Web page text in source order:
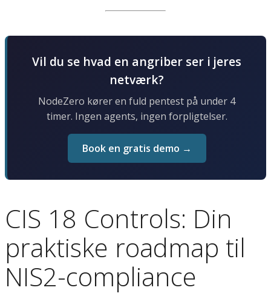
Vil du se hvad en angriber ser i jeres
netværk?
NodeZero kører en fuld pentest på under 4
timer. Ingen agents, ingen forpligtelser.
Book en gratis demo →
CIS 18 Controls: Din
praktiske roadmap til
NIS2-compliance